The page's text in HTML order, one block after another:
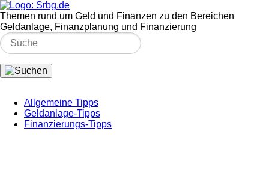
Themen rund um Geld und Finanzen zu den Bereichen
Geldanlage, Finanzplanung und Finanzierung
Allgemeine Tipps
Geldanlage-Tipps
Finanzierungs-Tipps